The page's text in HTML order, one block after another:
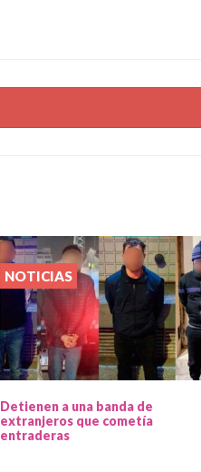
NOTICIAS
Detienen a una banda de
extranjeros que cometía
entraderas